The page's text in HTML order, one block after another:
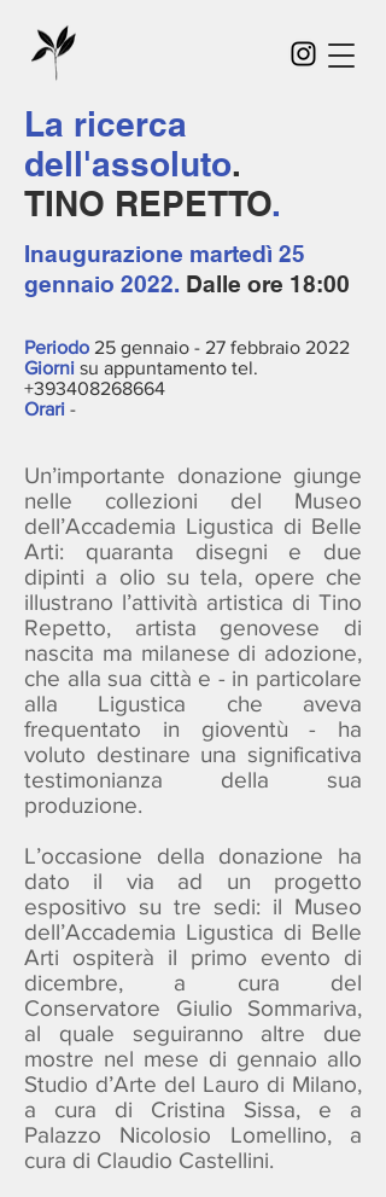
La ricerca
dell'assoluto.
TINO REPETTO.
Inaugurazione martedì 25
gennaio 2022. Dalle ore 18:00
Periodo 25 gennaio - 27 febbraio 2022
Giorni su appuntamento tel.
+393408268664
Orari -
Un’importante donazione giunge
nelle collezioni del Museo
dell’Accademia Ligustica di Belle
Arti: quaranta disegni e due
dipinti a olio su tela, opere che
illustrano l’attività artistica di Tino
Repetto, artista genovese di
nascita ma milanese di adozione,
che alla sua città e - in particolare
alla Ligustica che aveva
frequentato in gioventù - ha
voluto destinare una significativa
testimonianza della sua
produzione.
L’occasione della donazione ha
dato il via ad un progetto
espositivo su tre sedi: il Museo
dell’Accademia Ligustica di Belle
Arti ospiterà il primo evento di
dicembre, a cura del
Conservatore Giulio Sommariva,
al quale seguiranno altre due
mostre nel mese di gennaio allo
Studio d’Arte del Lauro di Milano,
a cura di Cristina Sissa, e a
Palazzo Nicolosio Lomellino, a
cura di Claudio Castellini.